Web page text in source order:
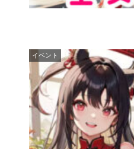
イベント